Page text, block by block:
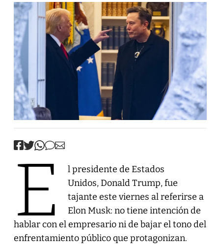
E
l presidente de Estados
Unidos, Donald Trump, fue
tajante este viernes al referirse a
Elon Musk: no tiene intención de
hablar con el empresario ni de bajar el tono del
enfrentamiento público que protagonizan.